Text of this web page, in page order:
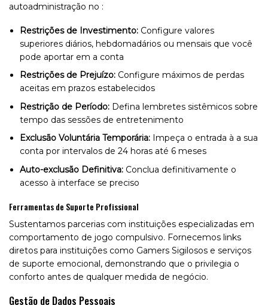
autoadministração no :
Restrições de Investimento: Configure valores
superiores diários, hebdomadários ou mensais que você
pode aportar em a conta
Restrições de Prejuízo: Configure máximos de perdas
aceitas em prazos estabelecidos
Restrição de Período: Defina lembretes sistêmicos sobre
tempo das sessões de entretenimento
Exclusão Voluntária Temporária: Impeça o entrada à a sua
conta por intervalos de 24 horas até 6 meses
Auto-exclusão Definitiva: Conclua definitivamente o
acesso à interface se preciso
Ferramentas de Suporte Profissional
Sustentamos parcerias com instituições especializadas em
comportamento de jogo compulsivo. Fornecemos links
diretos para instituições como Gamers Sigilosos e serviços
de suporte emocional, demonstrando que o privilegia o
conforto antes de qualquer medida de negócio.
Gestão de Dados Pessoais